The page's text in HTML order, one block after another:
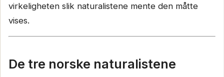
virkeligheten slik naturalistene mente den måtte
vises.
De tre norske naturalistene